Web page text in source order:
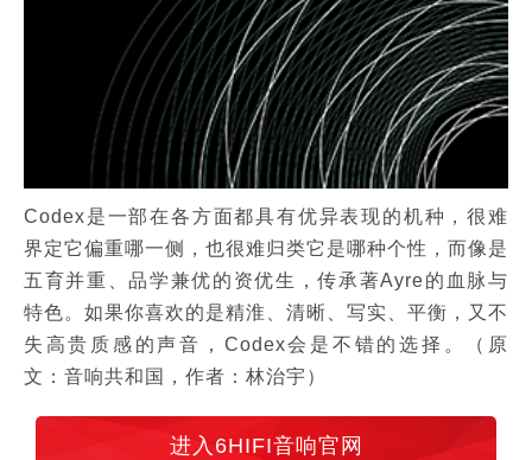
Codex是一部在各方面都具有优异表现的机种，很难
界定它偏重哪一侧，也很难归类它是哪种个性，而像是
五育并重、品学兼优的资优生，传承著Ayre的血脉与
特色。如果你喜欢的是精淮、清晰、写实、平衡，又不
失高贵质感的声音，Codex会是不错的选择。（原
文：音响共和国，作者：林治宇）
进入6HIFI音响官网